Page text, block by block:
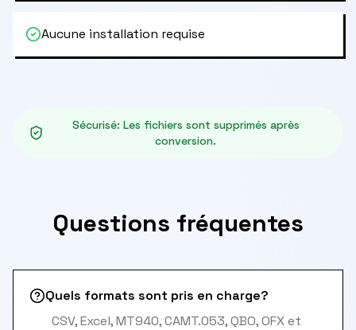
Aucune installation requise
Sécurisé: Les fichiers sont supprimés après
conversion.
Questions fréquentes
Quels formats sont pris en charge?
CSV, Excel, MT940, CAMT.053, QBO, OFX et